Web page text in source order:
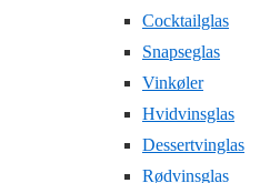
Cocktailglas
Snapseglas
Vinkøler
Hvidvinsglas
Dessertvinglas
Rødvinsglas